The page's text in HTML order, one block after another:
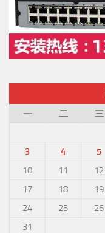
一
二 三
3
4 5
10
11 12
17
18 19
24
25 26
31